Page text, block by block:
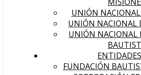
UNIÓN NACIONAL
UNIÓN NACIONAL
UNIÓN NACIONAL
ENTIDADES
FUNDACIÓN